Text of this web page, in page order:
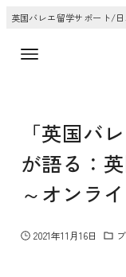
英国バレエ留学サポート/
「英国バ
が語る：
～オンラ
2021年11月16日